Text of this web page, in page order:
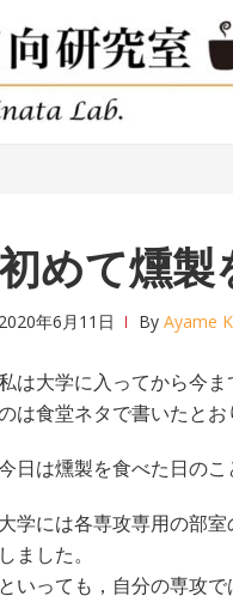
めて燻製
2020年6月11日 By Ayame
は大学に入ってから今
は食堂ネタで書いたとお
日は燻製を食べた日のこ
大学には各専攻専用の部
しました。
といっても，自分の専攻